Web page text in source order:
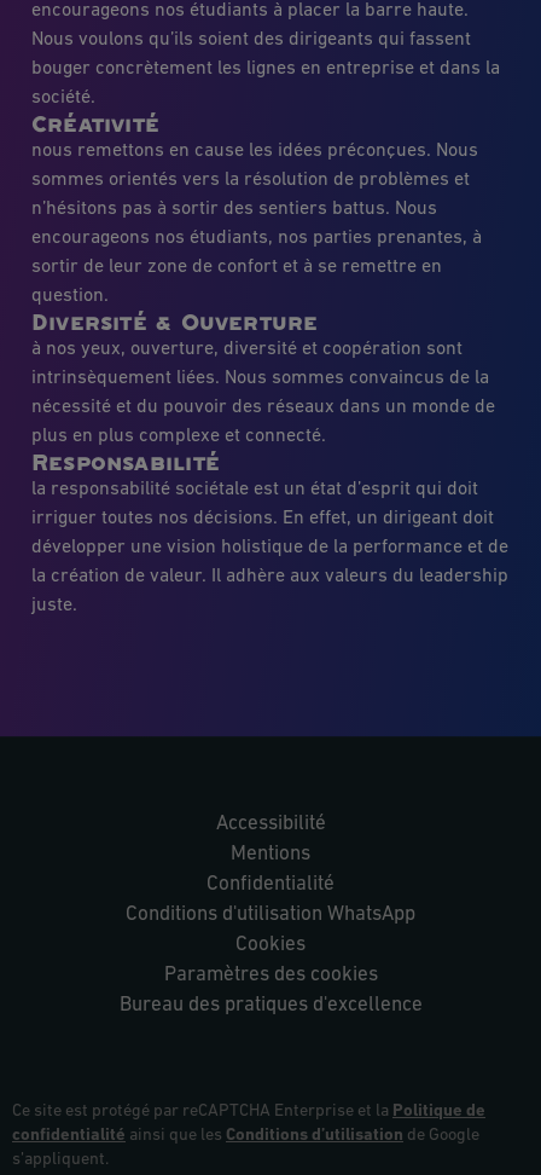
encourageons nos étudiants à placer la barre haute.
Nous voulons qu’ils soient des dirigeants qui fassent
bouger concrètement les lignes en entreprise et dans la
société.
Créativité
nous remettons en cause les idées préconçues. Nous
sommes orientés vers la résolution de problèmes et
n’hésitons pas à sortir des sentiers battus. Nous
encourageons nos étudiants, nos parties prenantes, à
sortir de leur zone de confort et à se remettre en
question.
Diversité & Ouverture
à nos yeux, ouverture, diversité et coopération sont
intrinsèquement liées. Nous sommes convaincus de la
nécessité et du pouvoir des réseaux dans un monde de
plus en plus complexe et connecté.
Responsabilité
la responsabilité sociétale est un état d’esprit qui doit
irriguer toutes nos décisions. En effet, un dirigeant doit
développer une vision holistique de la performance et de
la création de valeur. Il adhère aux valeurs du leadership
juste.
Accessibilité
Mentions
Confidentialité
Conditions d'utilisation WhatsApp
Cookies
Paramètres des cookies
Bureau des pratiques d'excellence
Ce site est protégé par reCAPTCHA Enterprise et la Politique de
confidentialité ainsi que les Conditions d’utilisation de Google
s’appliquent.